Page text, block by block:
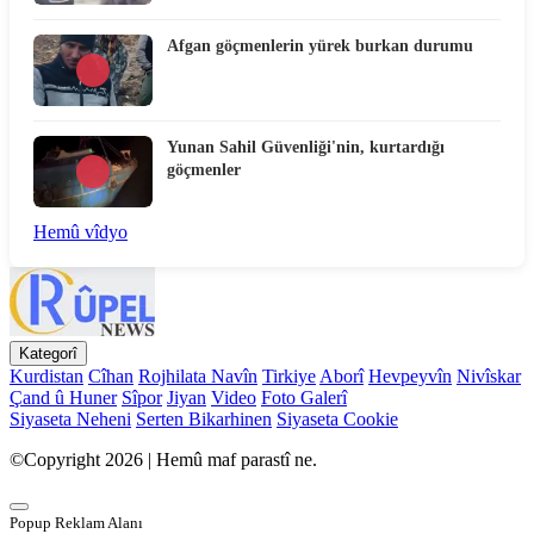
Afgan göçmenlerin yürek burkan durumu
Yunan Sahil Güvenliği'nin, kurtardığı
göçmenler
Hemû vîdyo
Kategorî
Kurdistan Cîhan Rojhilata Navîn TirkiyeAborî Hevpeyvîn Nivîskar
Çand û Huner Sîpor Jiyan Video Foto Galerî
Siyaseta Neheni Serten Bikarhinen Siyaseta Cookie
©Copyright 2026 | Hemû maf parastî ne.
Popup Reklam Alanı